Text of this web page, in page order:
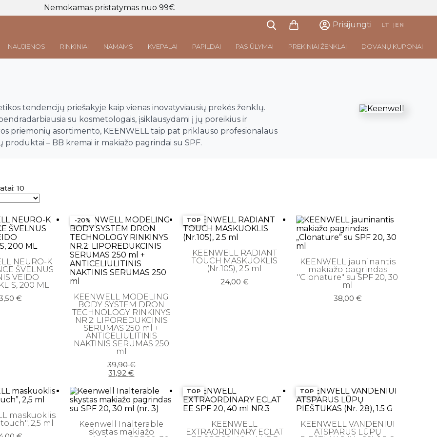
Nemokamas pristatymas nuo 99€
Prisijungti
LT | EN
NAUJIENOS RINKINIAI NAMAMS KVEPALAI PAPILDAI PASIŪLYMAI PREKINIAI ŽENKLAI DOVANŲ KUPONAI
tendencijų priešakyje kaip vienas inovatyviausių prekės ženklų.
su kosmetologais, įsiklausydami į jų poreikius ir
priemonių asortimento, KEENWELL taip pat priklauso profesionalaus
produktai – BB kremai ir makiažo pagrindai su SPF.
10
pagal
NEURO-K
ŠVELNUS
VEIDO
200 ML
€
-20%
KEENWELL MODELING
BODY SYSTEM DRON
TECHNOLOGY RINKINYS
NR.2: LIPOREDUKCINIS
SERUMAS 250 ml +
ANTICELIULITINIS
NAKTINIS SERUMAS 250
ml
39,90€
Original
price
39,90 €.
31,92€
Current
price
31,92 €.
TOP
KEENWELL RADIANT
TOUCH MASKUOKLIS
(Nr.105), 2.5 ml
24,00 €
KEENWELL jauninantis
makiažo pagrindas
"Clonature" su SPF 20, 30
ml
38,00 €
maskuoklis
2,5 ml
Keenwell Inalterable
skystas makiažo
TOP
KEENWELL
EXTRAORDINARY ECLAT
TOP
KEENWELL VANDENIUI
ATSPARUS LŪPŲ